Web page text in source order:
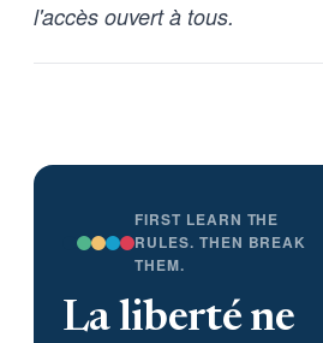
l'accès ouvert à tous.
FIRST LEARN THE
RULES. THEN BREAK
THEM.
La liberté ne